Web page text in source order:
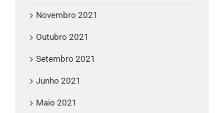
Novembro 2021
Outubro 2021
Setembro 2021
Junho 2021
Maio 2021